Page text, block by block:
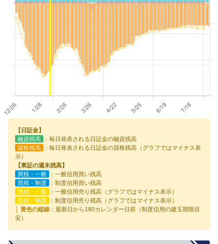
【日証金】
融資残高
：毎日発表される日証金の融資残高
貸株残高
：毎日発表される日証金の貸株残高（グラフではマイナス表
示）
【東証の週末残高】
買残・一般
：一般信用買い残高
買残・制度
：制度信用買い残高
売残・一般
：一般信用売り残高（グラフではマイナス表示）
売残・制度
：制度信用売り残高（グラフではマイナス表示）
│ 黄色の縦線 ：最新日から180カレンダー日前（制度信用の建玉期限目
安）